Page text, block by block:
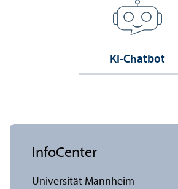
KI-Chatbot
InfoCenter
Universität Mannheim